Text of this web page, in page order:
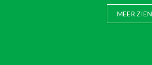
MEER ZIEN